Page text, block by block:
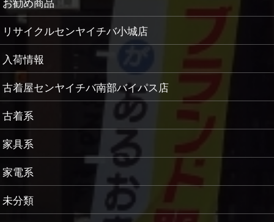
お勧め商品
リサイクルセンヤイチバ小城店
入荷情報
古着屋センヤイチバ南部バイパス店
古着系
家具系
家電系
未分類